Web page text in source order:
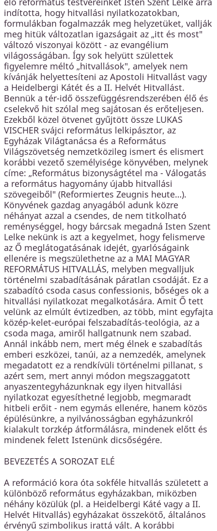
indította, hogy hitvallási nyilatkozatokban,
formulákban fogalmazzák meg helyzetüket, vallják
meg hitük változatlan igazságait az „itt és most"
változó viszonyai között - az evangélium
világosságában. Így sok helyütt születtek
figyelemre méltó „hitvallások", amelyek nem
kívánják helyettesíteni az Apostoli Hitvallást vagy
a Heidelbergi Kátét és a II. Helvét Hitvallást.
Bennük a tér-idő összefüggésrendszerében élő és
cselekvő hit szólal meg sajátosan és erőteljesen.
Ezekből közel ötvenet gyűjtött össze LUKAS
VISCHER svájci református lelkipásztor, az
Egyházak Világtanácsa és a Református
Világszövetség nemzetközileg ismert és elismert
korábbi vezető személyisége könyvében, melynek
címe: „Református bizonyságtétel ma - Válogatás
a református hagyomány újabb hitvallási
szövegeiből" (Reformiertes Zeugnis heute…).
Könyvének gazdag anyagából adunk közre
néhányat azzal a csendes, de nem titkolható
reménységgel, hogy bárcsak megadná Isten Szent
Lelke nekünk is azt a kegyelmet, hogy felismerve
az Ő meglátogatásának idejét, gyarlóságaink
ellenére is megszülethetne az a MAI MAGYAR
REFORMÁTUS HITVALLÁS, melyben megvalljuk
történelmi szabadításának páratlan csodáját. Ez a
szabadító csoda casus confessionis, bőséges ok a
hitvallási nyilatkozat megalkotására. Amit Ő tett
velünk az elmúlt évtizedben, az több, mint egyfajta
közép-kelet-európai felszabadítás-teológia, az a
csoda maga, amiről hallgatnunk nem szabad.
Annál inkább nem, mert még élnek e szabadítás
emberi eszközei, tanúi, az a nemzedék, amelynek
megadatott ez a rendkívüli történelmi pillanat, s
azért sem, mert annyi módon megszaggatott
anyaszentegyházunknak egy ilyen hitvallási
nyilatkozat egyesíthetné legjobb, megmaradt
hitbeli erőit - nem egymás ellenére, hanem közös
épülésünkre, a nyilvánosságban egyházunkról
kialakult torzkép átformálásra, mindenek előtt és
mindenek felett Istenünk dicsőségére.
BEVEZETÉS A SOROZAT ELÉ
A reformáció kora óta sokféle hitvallás született a
különböző református egyházakban, miközben
néhány közülük (pl. a Heidelbergi Káté vagy a II.
Helvét Hitvallás) egyházakat összekötő, általános
érvényű szimbolikus irattá vált. A korábbi